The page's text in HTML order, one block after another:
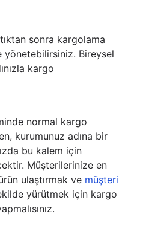
sonra kargolama
yönetebilirsiniz. Bireysel
kargo
normal kargo
kurumunuz adına bir
bu kalem için
Müşterilerinize en
ulaştırmak ve müşteri
yürütmek için kargo